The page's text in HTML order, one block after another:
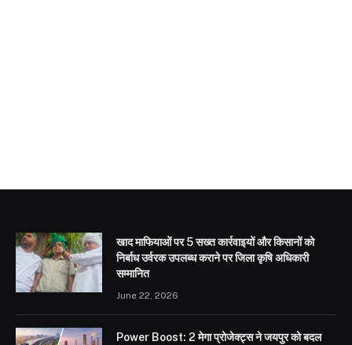
खाद माफियाओं पर 5 सख्त कार्रवाइयों और किसानों को
निर्बाध उर्वरक उपलब्ध कराने पर जिला कृषि अधिकारी
सम्मानित
June 22, 2026
Power Boost: 2 मेगा प्रोजेक्ट्स ने जयपुर को बदल